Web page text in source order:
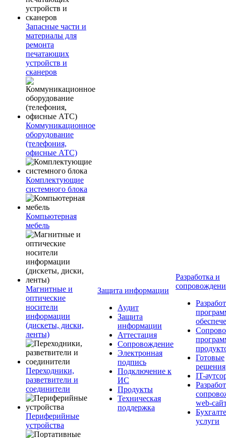
Запасные части и
материалы для
ремонта
печатающих
устройств и
сканеров
Коммуникационное
оборудование
(телефония,
офисные АТС)
Комплектующие
системного блока
Компьютерная
мебель
Магнитные и
оптические
носители
информации
(дискеты, диски,
ленты)
Переходники,
разветвители и
соединители
Периферийные
устройства
Защита информации
Аудит
Защита
информации
Аттестация
Сопровождение
Электронная
подпись
Подключение к
ИС
Продукты
Техническая
поддержка
Разработка и
Готовые
решения
IT-
web-
услуги